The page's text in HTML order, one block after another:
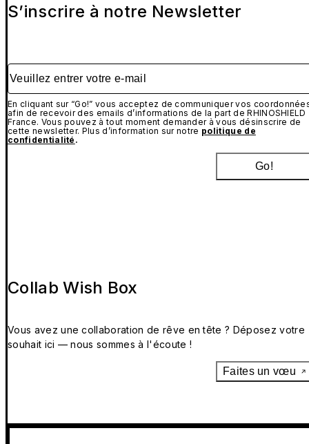
S’inscrire à notre Newsletter
Veuillez entrer votre e-mail
En cliquant sur “Go!” vous acceptez de communiquer vos
afin de recevoir des emails d’informations de la part de RHINOSHIELD
France. Vous pouvez à tout moment demander à vous désinscrire de
cette newsletter. Plus d’information sur notre politique de
confidentialité .
Go!
Collab Wish Box
Vous avez une collaboration de rêve en tête ? Déposez votre
souhait ici — nous sommes à l'écoute !
Faites un vœu